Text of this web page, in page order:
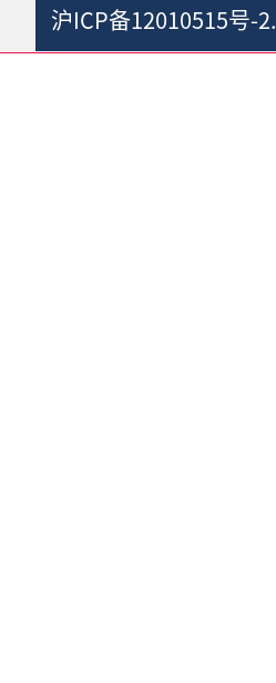
沪ICP备12010515号-2.